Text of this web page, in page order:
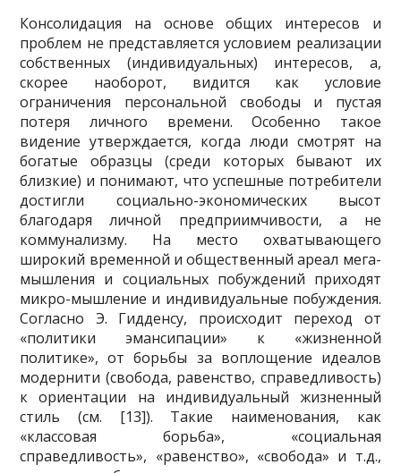
Консолидация на основе общих интересов и
проблем не представляется условием реализации
собственных (индивидуальных) интересов, а,
скорее наоборот, видится как условие
ограничения персональной свободы и пустая
потеря личного времени. Особенно такое
видение утверждается, когда люди смотрят на
богатые образцы (среди которых бывают их
близкие) и понимают, что успешные потребители
достигли социально-экономических высот
благодаря личной предприимчивости, а не
коммунализму. На место охватывающего
широкий временной и общественный ареал мега-
мышления и социальных побуждений приходят
микро-мышление и индивидуальные побуждения.
Согласно Э. Гидденсу, происходит переход от
«политики эмансипации» к «жизненной
политике», от борьбы за воплощение идеалов
модернити (свобода, равенство, справедливость)
к ориентации на индивидуальный жизненный
стиль (см. [13]). Такие наименования, как
«классовая борьба», «социальная
справедливость», «равенство», «свобода» и т.д.,